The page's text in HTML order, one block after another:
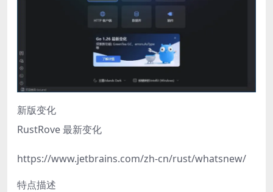
新版变化
RustRove 最新变化
https://www.jetbrains.com/zh-cn/rust/whatsnew/
特点描述